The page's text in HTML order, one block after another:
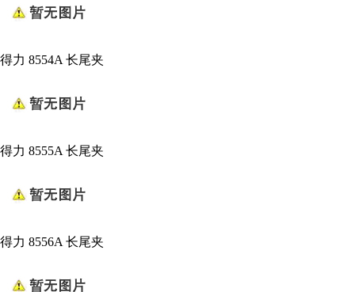
得力 8554A 长尾夹
得力 8555A 长尾夹
得力 8556A 长尾夹